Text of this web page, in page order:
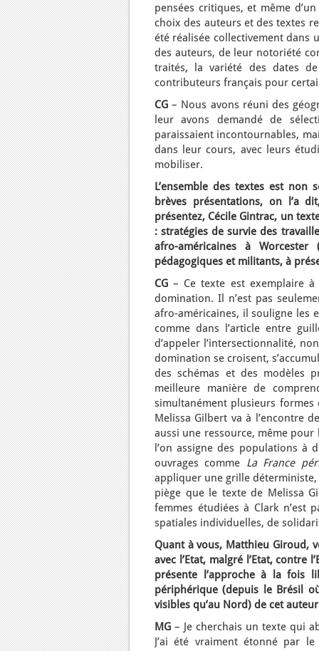
pensées critiques, et même
choix des auteurs et des textes
été réalisée collectivement dans
des auteurs, de leur notoriété
traités, la variété des dates
contributeurs français pour
CG – Nous avons réuni des
leur avons demandé de
paraissaient incontournables,
dans leur cours, avec leurs
mobiliser.
L’ensemble des textes est non
brèves présentations, on l’a
présentez, Cécile Gintrac, un
: stratégies de survie des
afro-américaines à
pédagogiques et militants, à
CG – Ce texte est exemplaire à
domination. Il n’est pas
afro-américaines, il souligne les
comme dans l’article entre
d’appeler l’intersectionnalité,
domination se croisent,
des schémas et des modèles
meilleure manière de
simultanément plusieurs
Melissa Gilbert va à l’encontre
aussi une ressource, même pour
l’on assigne des populations à
ouvrages comme La France
appliquer une grille déterministe,
piège que le texte de Melissa
femmes étudiées à Clark n’est
spatiales individuelles, de
Quant à vous, Matthieu Giroud,
avec l’Etat, malgré l’Etat, contre
présente l’approche à la fois
périphérique (depuis le Brésil
visibles qu’au Nord) de cet
MG – Je cherchais un texte qui
J’ai été vraiment étonné par